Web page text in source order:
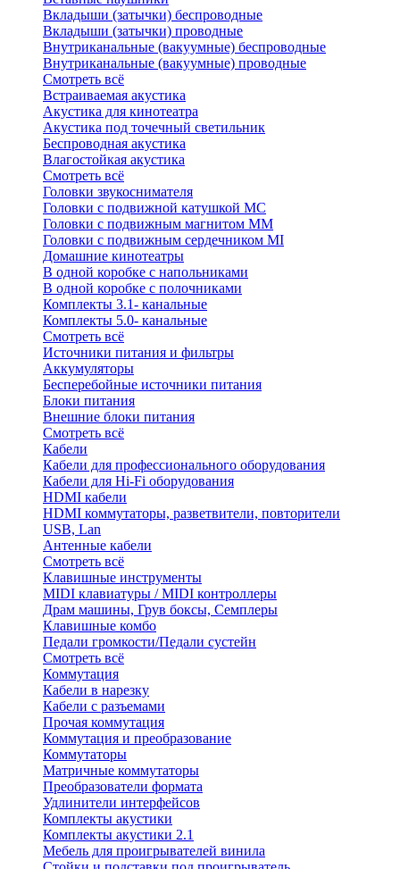
Вкладыши (затычки) беспроводные
Вкладыши (затычки) проводные
Внутриканальные (вакуумные) беспроводные
Внутриканальные (вакуумные) проводные
Смотреть всё
Встраиваемая акустика
Акустика для кинотеатра
Акустика под точечный светильник
Беспроводная акустика
Влагостойкая акустика
Смотреть всё
Головки звукоснимателя
Головки с подвижной катушкой MC
Головки с подвижным магнитом ММ
Головки с подвижным сердечником MI
Домашние кинотеатры
В одной коробке с напольниками
В одной коробке с полочниками
Комплекты 3.1- канальные
Комплекты 5.0- канальные
Смотреть всё
Источники питания и фильтры
Аккумуляторы
Бесперебойные источники питания
Блоки питания
Внешние блоки питания
Смотреть всё
Кабели
Кабели для профессионального оборудования
Кабели для Hi-Fi оборудования
HDMI кабели
HDMI коммутаторы, разветвители, повторители
USB, Lan
Антенные кабели
Смотреть всё
Клавишные инструменты
MIDI клавиатуры / MIDI контроллеры
Драм машины, Грув боксы, Семплеры
Клавишные комбо
Педали громкости/Педали сустейн
Смотреть всё
Коммутация
Кабели в нарезку
Кабели с разъемами
Прочая коммутация
Коммутация и преобразование
Коммутаторы
Матричные коммутаторы
Преобразователи формата
Удлинители интерфейсов
Комплекты акустики
Комплекты акустики 2.1
Мебель для проигрывателей винила